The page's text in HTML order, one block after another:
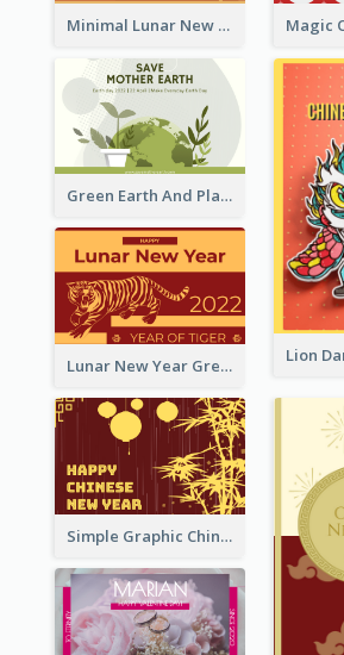
Minimal Lunar New Year Celebration Greeting Card
Green Earth And Plants Illustrations Greeting Card
Lunar New Year Greeting Card With Tiger Illustration
Simple Graphic Chinese New Year In Red And Yellow